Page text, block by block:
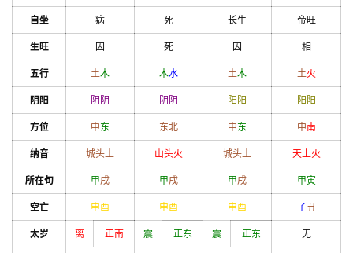
自坐 病 死 长生 帝旺
生旺 囚 死 囚 相
五行 土木 木水 土木 土火
阴阳 阴 阴 阴 阴 阳 阳 阳 阳
方位 中东 东北 中东 中南
纳音 城头土 山头火 城头土 天上火
所在旬 甲戌 甲戌 甲戌 甲寅
空亡 申酉 申酉 申酉 子丑
太岁 离 正南 震 正东 震 正东 无